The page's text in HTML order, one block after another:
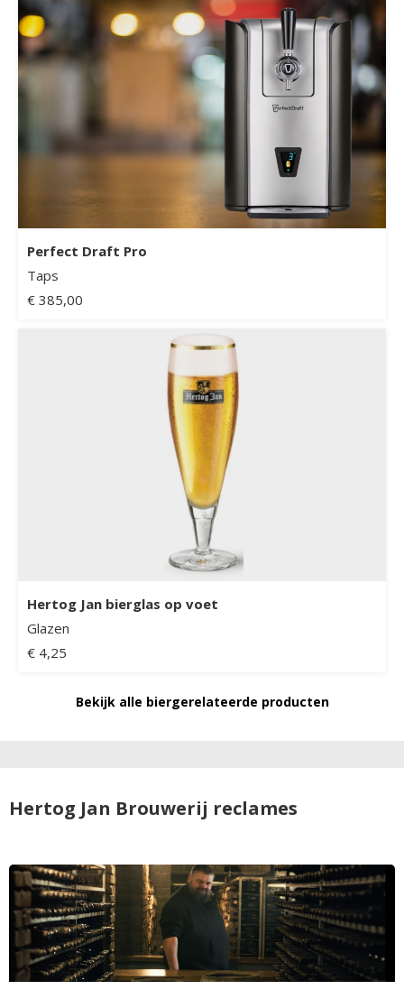
Perfect Draft Pro
Taps
€ 385,00
Hertog Jan bierglas op voet
Glazen
€ 4,25
Bekijk alle biergerelateerde producten
Hertog Jan Brouwerij reclames